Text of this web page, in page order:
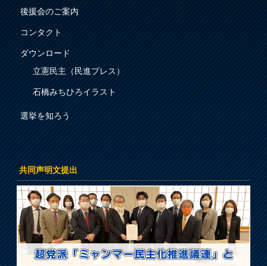
後援会のご案内
コンタクト
ダウンロード
立憲民主（民進プレス）
石橋みちひろイラスト
選挙を知ろう
共同声明文提出